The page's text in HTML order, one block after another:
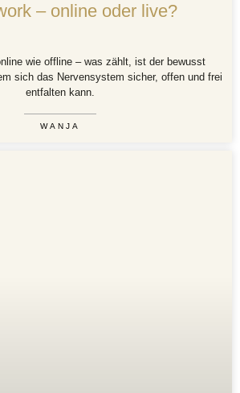
– online oder live?
wie offline – was zählt, ist der bewusst
sich das Nervensystem sicher, offen und frei
entfalten kann.
WANJA